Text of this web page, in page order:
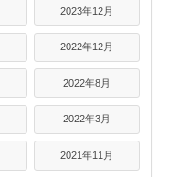
2023年12月
2022年12月
2022年8月
2022年3月
2021年11月